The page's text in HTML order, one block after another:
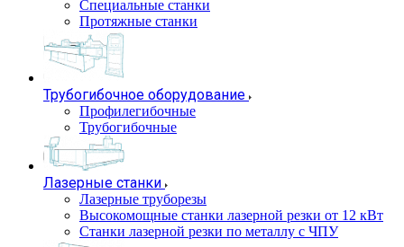
Специальные станки
Протяжные станки
Трубогибочное оборудование
Профилегибочные
Трубогибочные
Лазерные станки
Лазерные труборезы
Высокомощные станки лазерной резки от 12 кВт
Станки лазерной резки по металлу с ЧПУ